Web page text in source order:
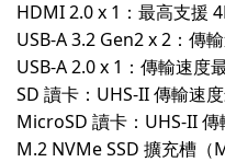
HDMI 2.0 x 1：最高支援
USB-A 3.2 Gen2 x 2：傳
USB-A 2.0 x 1：傳輸速度
SD 讀卡：UHS-II 傳輸速
MicroSD 讀卡：UHS-II
M.2 NVMe SSD 擴充槽（